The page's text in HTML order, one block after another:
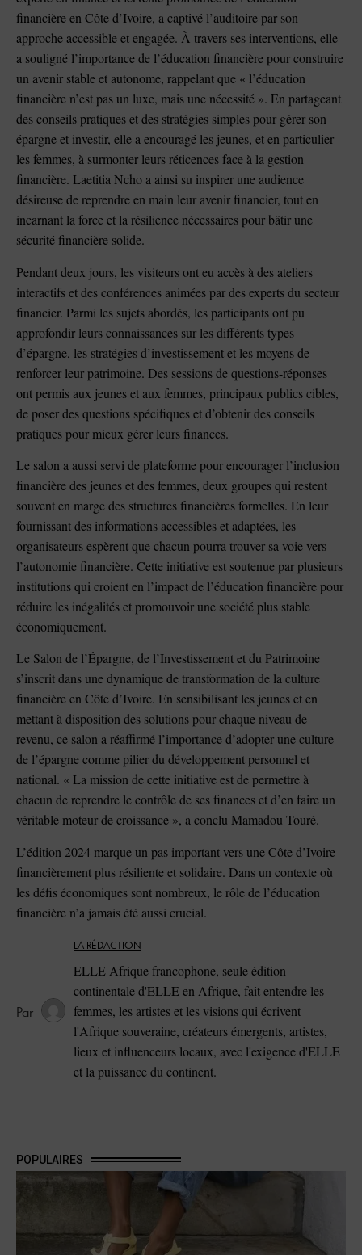
financière en Côte d’Ivoire, a captivé l’auditoire par son
approche accessible et engagée. À travers ses interventions, elle
a souligné l’importance de l’éducation financière pour construire
un avenir stable et autonome, rappelant que « l’éducation
financière n’est pas un luxe, mais une nécessité ». En partageant
des conseils pratiques et des stratégies simples pour gérer son
épargne et investir, elle a encouragé les jeunes, et en particulier
les femmes, à surmonter leurs réticences face à la gestion
financière. Laetitia Ncho a ainsi su inspirer une audience
désireuse de reprendre en main leur avenir financier, tout en
incarnant la force et la résilience nécessaires pour bâtir une
sécurité financière solide.
Pendant deux jours, les visiteurs ont eu accès à des ateliers
interactifs et des conférences animées par des experts du secteur
financier. Parmi les sujets abordés, les participants ont pu
approfondir leurs connaissances sur les différents types
d’épargne, les stratégies d’investissement et les moyens de
renforcer leur patrimoine. Des sessions de questions-réponses
ont permis aux jeunes et aux femmes, principaux publics cibles,
de poser des questions spécifiques et d’obtenir des conseils
pratiques pour mieux gérer leurs finances.
Le salon a aussi servi de plateforme pour encourager l’inclusion
financière des jeunes et des femmes, deux groupes qui restent
souvent en marge des structures financières formelles. En leur
fournissant des informations accessibles et adaptées, les
organisateurs espèrent que chacun pourra trouver sa voie vers
l’autonomie financière. Cette initiative est soutenue par plusieurs
institutions qui croient en l’impact de l’éducation financière pour
réduire les inégalités et promouvoir une société plus stable
économiquement.
Le Salon de l’Épargne, de l’Investissement et du Patrimoine
s’inscrit dans une dynamique de transformation de la culture
financière en Côte d’Ivoire. En sensibilisant les jeunes et en
mettant à disposition des solutions pour chaque niveau de
revenu, ce salon a réaffirmé l’importance d’adopter une culture
de l’épargne comme pilier du développement personnel et
national. « La mission de cette initiative est de permettre à
chacun de reprendre le contrôle de ses finances et d’en faire un
véritable moteur de croissance », a conclu Mamadou Touré.
L’édition 2024 marque un pas important vers une Côte d’Ivoire
financièrement plus résiliente et solidaire. Dans un contexte où
les défis économiques sont nombreux, le rôle de l’éducation
financière n’a jamais été aussi crucial.
LA RÉDACTION
ELLE Afrique francophone, seule édition
continentale d'ELLE en Afrique, fait entendre les
femmes, les artistes et les visions qui écrivent
l'Afrique souveraine, créateurs émergents, artistes,
lieux et influenceurs locaux, avec l'exigence d'ELLE
et la puissance du continent.
POPULAIRES